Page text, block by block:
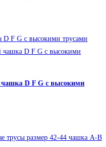
D F G с высокими